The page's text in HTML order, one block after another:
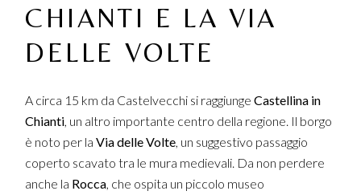
CHIANTI E LA VIA
DELLE VOLTE
A circa 15 km da Castelvecchi si raggiungeCastellina in
Chianti , un altro importante centro della regione. Il borgo
è noto per laVia delle Volte , un suggestivo passaggio
coperto scavato tra le mura medievali. Da non perdere
anche la Rocca , che ospita un piccolo museo